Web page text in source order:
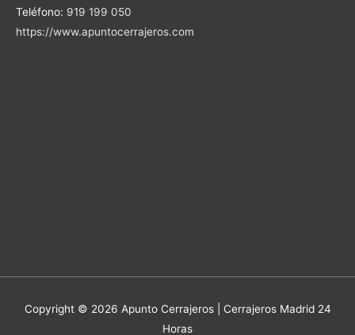
Teléfono: 919 199 050
https://www.apuntocerrajeros.com
Copyright © 2026 Apunto Cerrajeros | Cerrajeros Madrid 24
Horas